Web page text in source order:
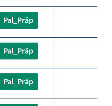
Pal_Präp
Pal_Präp
Pal_Präp